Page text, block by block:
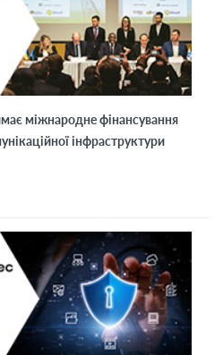
міжнародне фінансування
інфраструктури